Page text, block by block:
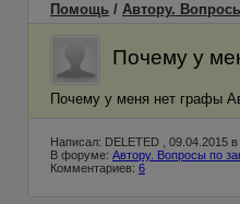
Помощь / Автору.
Почему у
Почему у меня нет графы
Написал: DELETED , 09.04.2015 в
В форуме: Автору. Вопросы по
Комментариев: 6